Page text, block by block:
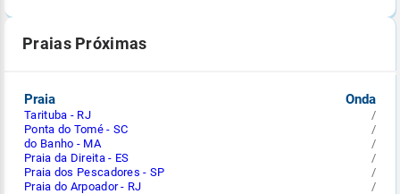
Praias Próximas
Praia Onda
Tarituba - RJ
/
Ponta do Tomé - SC
/
do Banho - MA
/
Praia da Direita - ES
/
Praia dos Pescadores - SP
/
Praia do Arpoador - RJ
/